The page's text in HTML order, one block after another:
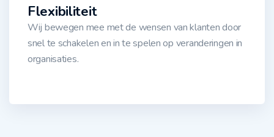
Flexibiliteit
Wij bewegen mee met de wensen van klanten door
snel te schakelen en in te spelen op veranderingen in
organisaties.